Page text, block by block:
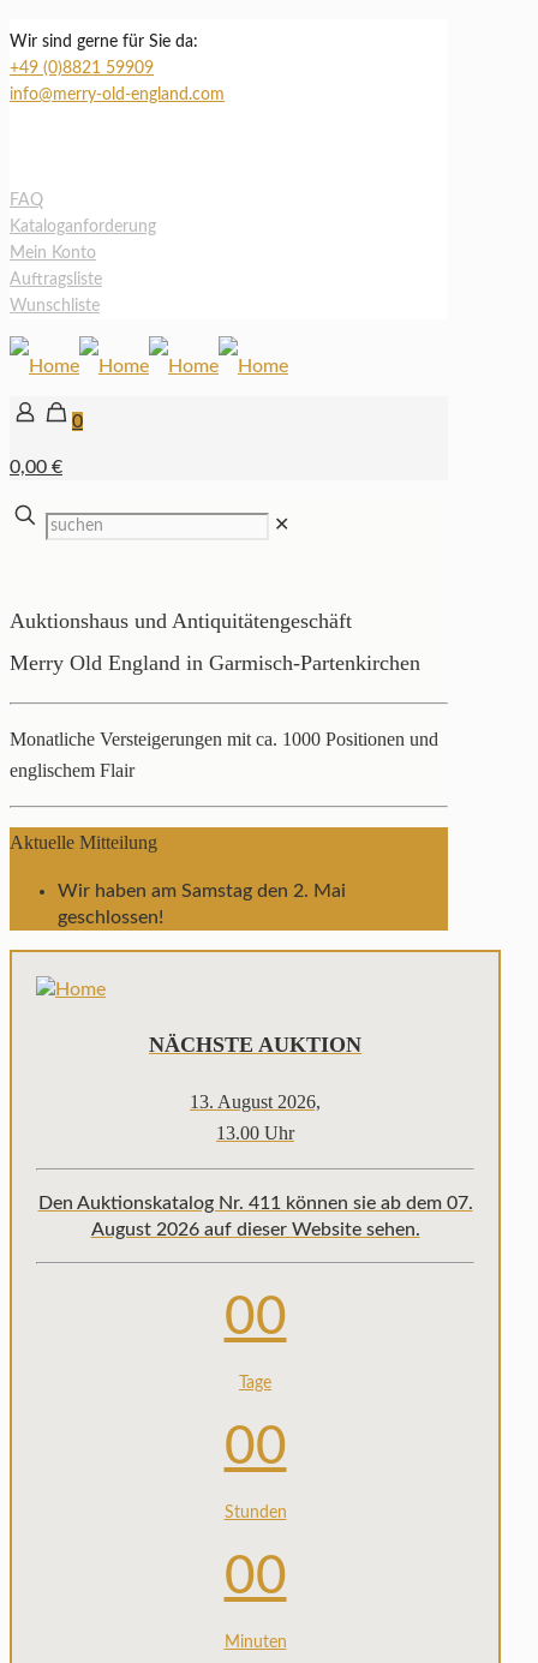
Wir sind gerne für Sie da:
+49 (0)8821 59909
info@merry-old-england.com
FAQ
Kataloganforderung
Mein Konto
Auftragsliste
Wunschliste
0
0,00 €
✕
Auktionshaus und Antiquitätengeschäft
Merry Old England in Garmisch-Partenkirchen
Monatliche Versteigerungen mit ca. 1000 Positionen und
englischem Flair
Aktuelle Mitteilung
Wir haben am Samstag den 2. Mai
geschlossen!
NÄCHSTE AUKTION
13. August 2026,
13.00 Uhr
Den Auktionskatalog Nr. 411 können sie ab dem 07.
August 2026 auf dieser Website sehen.
00
Tage
00
Stunden
00
Minuten